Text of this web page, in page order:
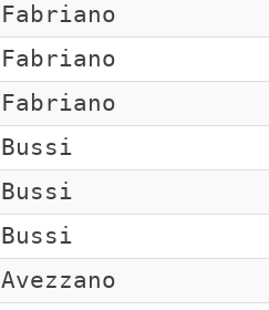
Fabriano
Fabriano
Fabriano
Bussi
Bussi
Bussi
Avezzano